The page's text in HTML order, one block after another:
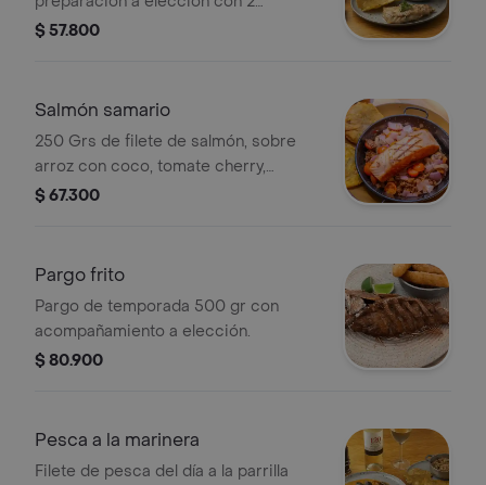
acompañamientos.
$ 57.800
Salmón samario
250 Grs de filete de salmón, sobre
arroz con coco, tomate cherry,
champiñón y cebolla, aromatizados
$ 67.300
Pargo frito
Pargo de temporada 500 gr con
acompañamiento a elección.
$ 80.900
Pesca a la marinera
Filete de pesca del día a la parrilla